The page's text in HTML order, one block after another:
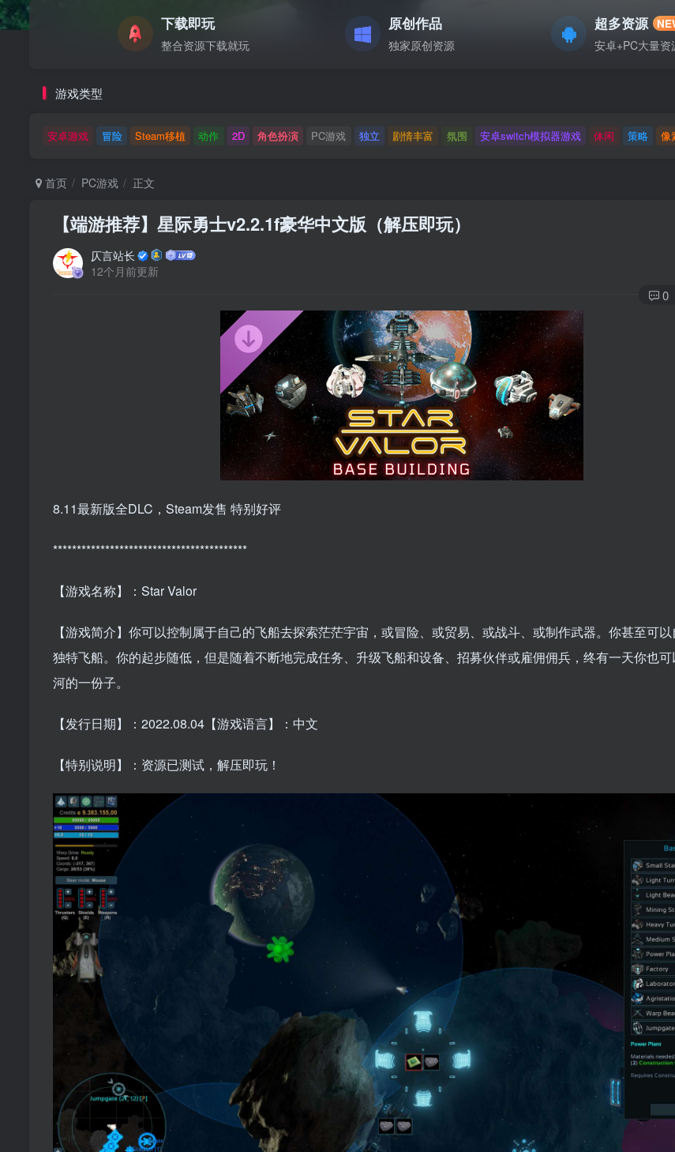
下载即玩
整合资源下载就玩
原创作品
独家原创资源
超多资源
安卓+PC大量资
游戏类型
安卓游戏 冒险 Steam移植 动作 2D 角色扮演 PC游戏 独立 剧情丰富 氛围 安卓switch模拟器游戏 休闲 策略 像
首页 PC游戏 正文
【端游推荐】星际勇士v2.2.1f豪华中文版（解压即玩）
仄言站长
12个月前更新
0
8.11最新版全DLC，Steam发售 特别好评
*****************************************
【游戏名称】：Star Valor
【游戏简介】你可以控制属于自己的飞船去探索茫茫宇宙，或冒险、或贸易、或战斗、或制作武器。你甚至可
独特飞船。你的起步随低，但是随着不断地完成任务、升级飞船和设备、招募伙伴或雇佣佣兵，终有一天你也
河的一份子。
【发行日期】：2022.08.04【游戏语言】：中文
【特别说明】：资源已测试，解压即玩！